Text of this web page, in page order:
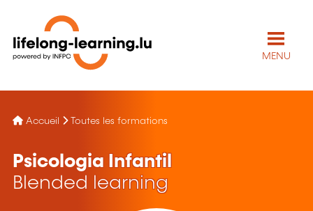
MENU
Accueil Toutes les formations
Psicologia Infantil
Blended learning